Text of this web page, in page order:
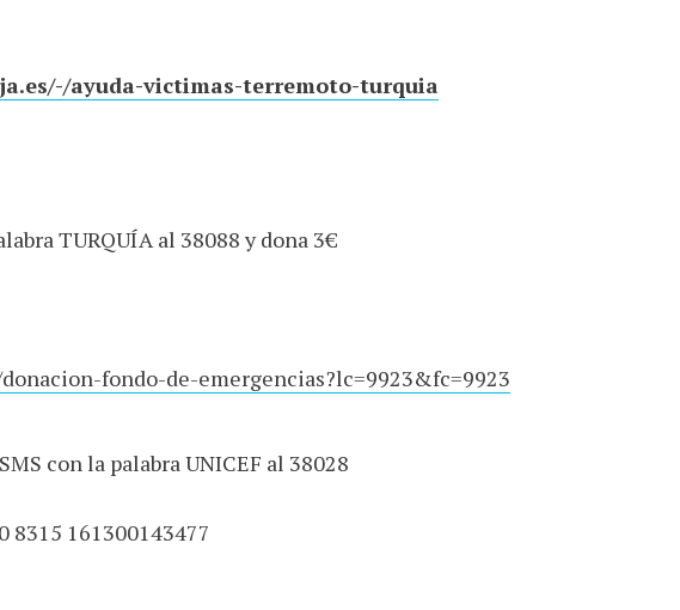
ayuda-victimas-terremoto-turquia
TURQUÍA al 38088 y dona 3€
fondo-de-emergencias?lc=9923&fc=9923
con la palabra UNICEF al 38028
8315 161300143477